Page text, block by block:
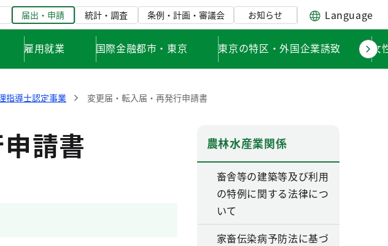
届出・申請 統計・調査 条例・計画・審議会 お知らせ Language
雇用就業 国際金融都市・東京 東京の特区・外国企業誘致 女
指導士認定事業 変更届・転入届・再発行申請書
請書 農林水産業関係
畜舎等の建築等及び利用
の特例に関する法律につ
いて
家畜伝染病予防法に基づ